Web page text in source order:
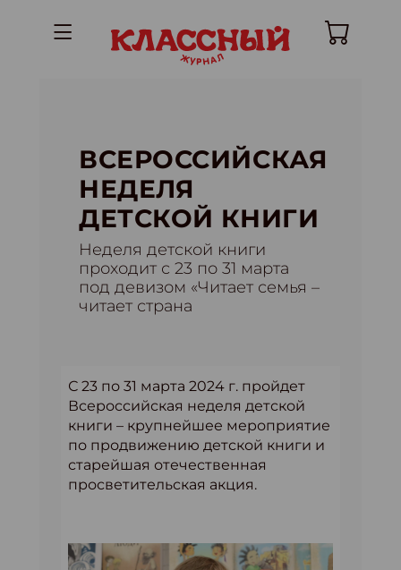
ВСЕРОССИЙСКАЯ
НЕДЕЛЯ
ДЕТСКОЙ КНИГИ
Неделя детской книги
проходит с 23 по 31 марта
под девизом «Читает семья –
читает страна
С 23 по 31 марта 2024 г. пройдет
Всероссийская неделя детской
книги – крупнейшее мероприятие
по продвижению детской книги и
старейшая отечественная
просветительская акция.